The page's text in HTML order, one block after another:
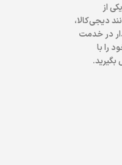
از
دیجی‌کالا،
هزار مشتری وفادار در خدمت
را با